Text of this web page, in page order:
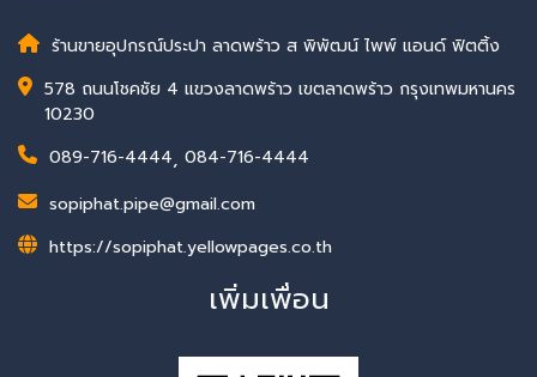
ร้านขายอุปกรณ์ประปา ลาดพร้าว ส พิพัฒน์ ไพพ์ แอนด์ ฟิตติ้ง
578 ถนนโชคชัย 4 แขวงลาดพร้าว เขตลาดพร้าว กรุงเทพมหานคร
10230
089-716-4444, 084-716-4444
sopiphat.pipe@gmail.com
https://sopiphat.yellowpages.co.th
เพิ่มเพื่อน